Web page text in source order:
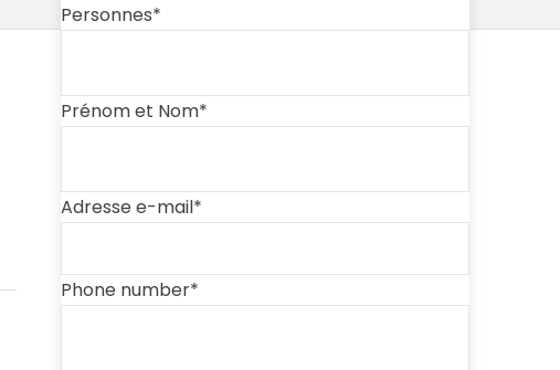
Personnes*
Prénom et Nom*
Adresse e-mail*
Phone number*